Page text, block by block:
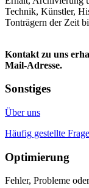
Technik, Künstler,
Tonträgern der Zeit
Kontakt zu uns
Mail-Adresse.
Sonstiges
Über uns
Häufig gestellte
Optimierung
Fehler, Probleme